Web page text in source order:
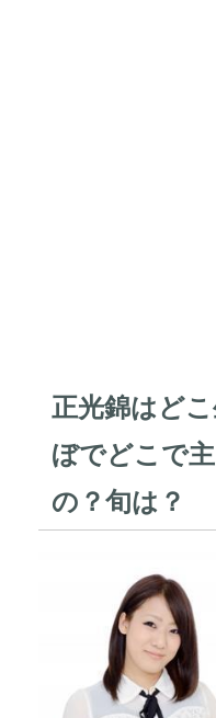
正光錦はど
ぼでどこで
の？旬は？